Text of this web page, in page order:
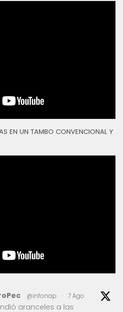
EN UN TAMBO CONVENCIONAL Y
@infonap · 7 Ago
aranceles a las